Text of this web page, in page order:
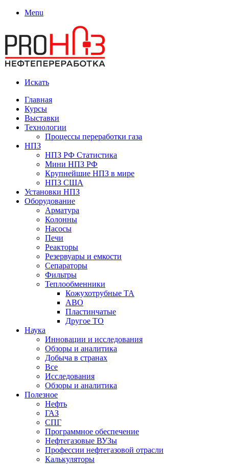
Menu
Искать
Главная
Курсы
Выставки
Технологии
Процессы переработки газа
НПЗ
НПЗ РФ Статистика
Мини НПЗ РФ
Крупнейшие НПЗ в мире
НПЗ США
Установки НПЗ
Оборудование
Арматура
Колонны
Насосы
Печи
Реакторы
Резервуары и емкости
Сепараторы
Фильтры
Теплообменники
Кожухотрубные ТА
АВО
Пластинчатые
Другое ТО
Наука
Инновации и исследования
Обзоры и аналитика
Добыча в странах
Все
Исследования
Обзоры и аналитика
Полезное
Нефть
ГАЗ
СПГ
Программное обеспечение
Нефтегазовые ВУЗы
Профессии нефтегазовой отрасли
Калькуляторы